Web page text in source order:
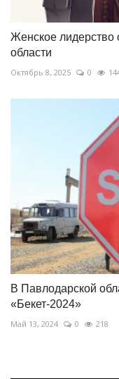
Женское лидерство
области
Октябрь 8, 2025 0
В Павлодарской
«Бекет-2024»
Май 13, 2024 0 218